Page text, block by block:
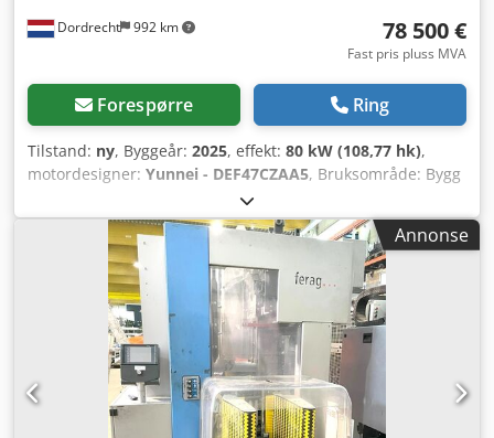
Dordrecht 992 km 78 500 €
Fast pris pluss MVA
Forespørre Ring
Tilstand: ny, Byggeår: 2025, effekt: 80 kW (108,77 hk),
motordesigner: Yunnei - DEF47CZAA5, Bruksområde: Bygg
og anlegg Egenvekt: 2.500 kg Generatorytelse: 80 kVA
Lasteromsdimensjoner: 300 x 115 x 200 cm CE-merking: ja
Vanntankvolum: 150 l Kontakt DPX-teamet for mer
informasjon. = Flere valg og tilbehør = - Batteri -
Kontrollpanel Cedpfx Aheuidypebjha - Tankvogn
Annonse